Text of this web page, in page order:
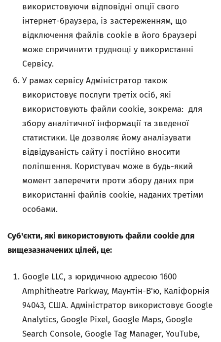
використовуючи відповідні опції свого
інтернет-браузера, із застереженням, що
відключення файлів cookie в його браузері
може спричинити труднощі у використанні
Сервісу.
У рамах сервісу Адміністратор також
використовує послуги третіх осіб, які
використовують файли cookie, зокрема: для
збору аналітичної інформації та зведеної
статистики. Це дозволяє йому аналізувати
відвідуваність сайту і постійно вносити
поліпшення. Користувач може в будь-який
момент заперечити проти збору даних при
використанні файлів cookie, наданих третіми
особами.
Суб'єкти, які використовують файли cookie для
вищезазначених цілей, це:
Google LLC, з юридичною адресою 1600
Amphitheatre Parkway, Маунтін-В'ю, Каліфорнія
94043, США. Адміністратор використовує Google
Analytics, Google Pixel, Google Maps, Google
Search Console, Google Tag Manager, YouTube,